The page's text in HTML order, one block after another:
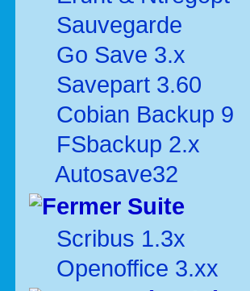
Sauvegarde
Go Save 3.x
Savepart 3.60
Cobian Backup 9
FSbackup 2.x
Autosave32
Suite
Scribus 1.3x
Openoffice 3.xx